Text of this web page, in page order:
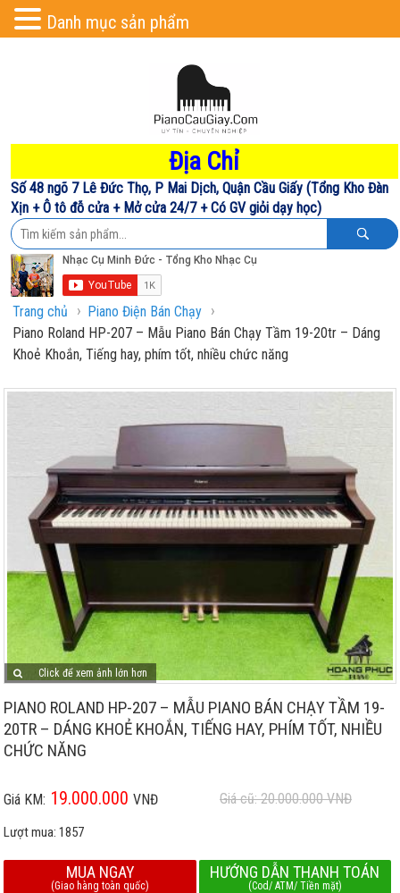
Địa Chỉ
Số 48 ngõ 7 Lê Đức Thọ, P Mai Dịch, Quận Cầu Giấy (Tổng Kho Đàn
Xịn + Ô tô đỗ cửa + Mở cửa 24/7 + Có GV giỏi dạy học)
Trang chủ › Piano Điện Bán Chạy ›
Piano Roland HP-207 – Mẫu Piano Bán Chạy Tầm 19-20tr – Dáng
Khoẻ Khoắn, Tiếng hay, phím tốt, nhiều chức năng
Click để xem ảnh lớn hơn
PIANO ROLAND HP-207 – MẪU PIANO BÁN CHẠY TẦM 19-
20TR – DÁNG KHOẺ KHOẮN, TIẾNG HAY, PHÍM TỐT, NHIỀU
CHỨC NĂNG
Giá KM: 19.000.000VNĐ Giá cũ: 20.000.000VNĐ
Lượt mua:1857
MUA NGAY
(Giao hàng toàn quốc)
HƯỚNG DẪN THANH TOÁN
(Cod/ ATM/ Tiền mặt)
Danh mục sản phẩm